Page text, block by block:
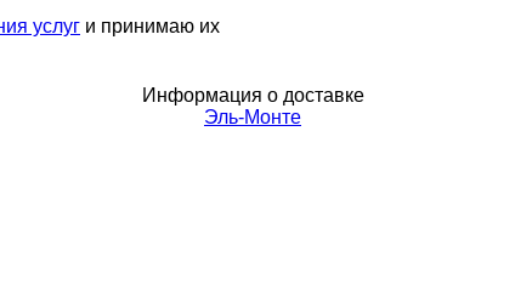
услуг и принимаю их
Информация о доставке
Эль-Монте